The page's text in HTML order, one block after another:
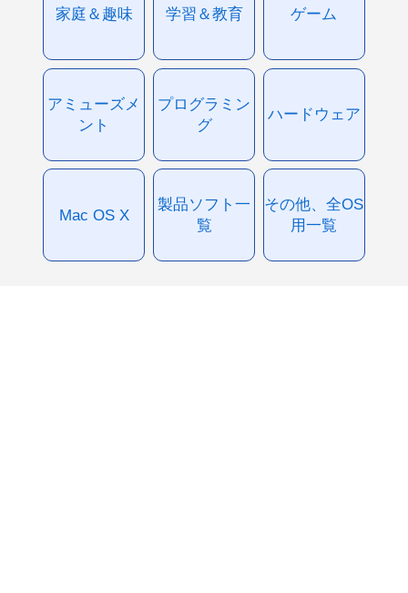
家庭＆趣味 学習＆教育 ゲーム
アミューズメ
ント
プログラミン
グ
ハードウェア
Mac OS X
製品ソフト一
覧
その他、全OS
用一覧